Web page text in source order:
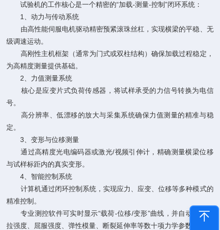
试验机的工作核心是一个精密的“加载-测量-控制”闭环系统：
1、动力与传动系统
由高性能伺服电机驱动精密预紧滚珠丝杠，实现横梁的平稳、无
级调速运动。
高刚性主机框架（通常为门式或双柱结构）确保加载过程稳定，
为高精度测量提供基础。
2、力值测量系统
核心是应变片式负荷传感器，将试样承受的力信号转换为电信
号。
高分辨率、低漂移的放大与采集系统确保力值测量的精准与稳
定。
3、变形与位移测量
通过高精度光电编码器或激光/视频引伸计，精确测量横梁位移
与试样标距内的真实变形。
4、智能控制系统
计算机通过闭环控制系统，实现应力、应变、位移等多种模式的
精准控制。
专业测控软件可实时显示“载荷-位移/变形”曲线，并自动计算抗
拉强度、屈服强度、弹性模量、断裂延伸率等数十项力学参数。